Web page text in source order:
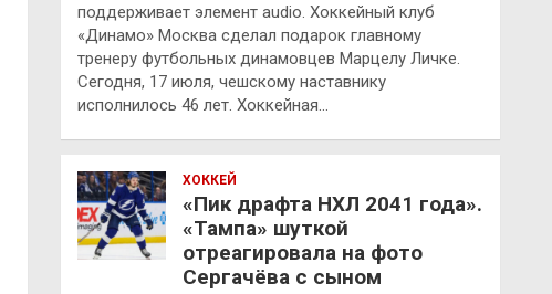
поддерживает элемент audio. Хоккейный клуб
«Динамо» Москва сделал подарок главному
тренеру футбольных динамовцев Марцелу Личке.
Сегодня, 17 июля, чешскому наставнику
исполнилось 46 лет. Хоккейная…
ХОККЕЙ
«Пик драфта НХЛ 2041 года».
«Тампа» шуткой
отреагировала на фото
Сергачёва с сыном